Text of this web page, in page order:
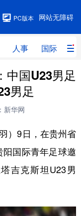
网站无障碍
PC版本
人事 国际 财
人事
体育
军事
中国U23男足
男足
新华网
）9日，在贵州省
阳国际青年足球邀
吉克斯坦U23男